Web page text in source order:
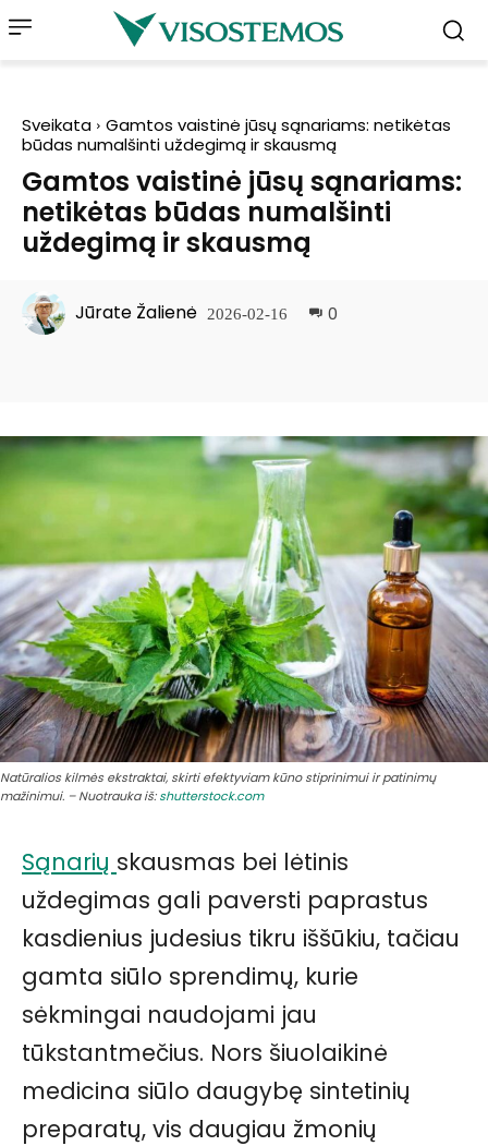
Sveikata
Gamtos vaistinė jūsų sąnariams: netikėtas
būdas numalšinti uždegimą ir skausmą
Gamtos vaistinė jūsų sąnariams:
netikėtas būdas numalšinti
uždegimą ir skausmą
Jūrate Žalienė 2026-02-16 0
Natūralios kilmės ekstraktai, skirti efektyviam kūno stiprinimui ir patinimų
mažinimui. – Nuotrauka iš:shutterstock.com
Sąnarių skausmas bei lėtinis
uždegimas gali paversti paprastus
kasdienius judesius tikru iššūkiu, tačiau
gamta siūlo sprendimų, kurie
sėkmingai naudojami jau
tūkstantmečius. Nors šiuolaikinė
medicina siūlo daugybę sintetinių
preparatų, vis daugiau žmonių